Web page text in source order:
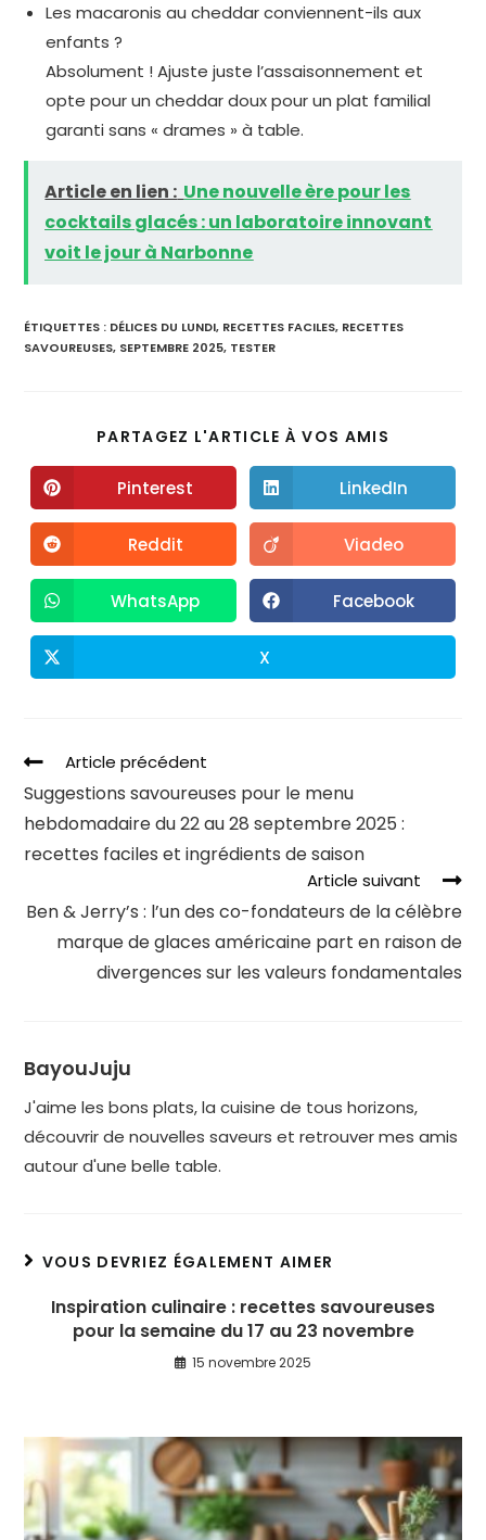
Les macaronis au cheddar conviennent-ils aux
enfants ?
Absolument ! Ajuste juste l’assaisonnement et
opte pour un cheddar doux pour un plat familial
garanti sans « drames » à table.
Article en lien : Une nouvelle ère pour les
cocktails glacés : un laboratoire innovant
voit le jour à Narbonne
ÉTIQUETTES : DÉLICES DU LUNDI, RECETTES FACILES, RECETTES
SAVOUREUSES, SEPTEMBRE 2025, TESTER
PARTAGEZ L'ARTICLE À VOS AMIS
Pinterest LinkedIn
Reddit Viadeo
WhatsApp Facebook
X
Article précédent
Suggestions savoureuses pour le menu
hebdomadaire du 22 au 28 septembre 2025 :
recettes faciles et ingrédients de saison
Article suivant
Ben & Jerry’s : l’un des co-fondateurs de la célèbre
marque de glaces américaine part en raison de
divergences sur les valeurs fondamentales
BayouJuju
J'aime les bons plats, la cuisine de tous horizons,
découvrir de nouvelles saveurs et retrouver mes amis
autour d'une belle table.
VOUS DEVRIEZ ÉGALEMENT AIMER
Inspiration culinaire : recettes savoureuses
pour la semaine du 17 au 23 novembre
15 novembre 2025